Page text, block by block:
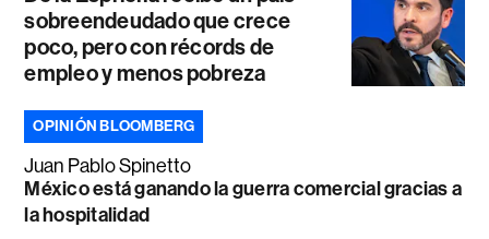
sobreendeudado que crece
poco, pero con récords de
empleo y menos pobreza
OPINIÓN BLOOMBERG
Juan Pablo Spinetto
México está ganando la guerra comercial gracias a
la hospitalidad